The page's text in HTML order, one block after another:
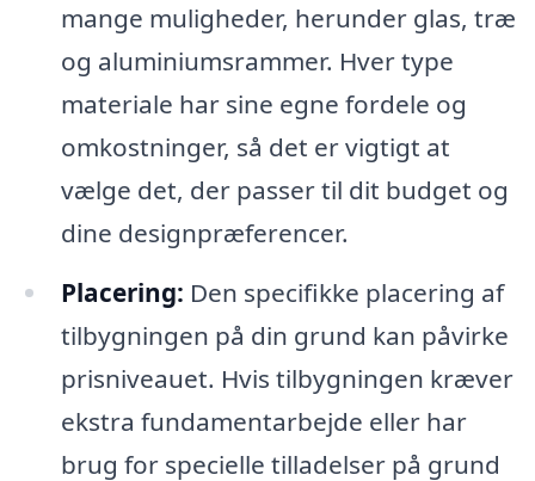
mange muligheder, herunder glas, træ
og aluminiumsrammer. Hver type
materiale har sine egne fordele og
omkostninger, så det er vigtigt at
vælge det, der passer til dit budget og
dine designpræferencer.
Placering: Den specifikke placering af
tilbygningen på din grund kan påvirke
prisniveauet. Hvis tilbygningen kræver
ekstra fundamentarbejde eller har
brug for specielle tilladelser på grund